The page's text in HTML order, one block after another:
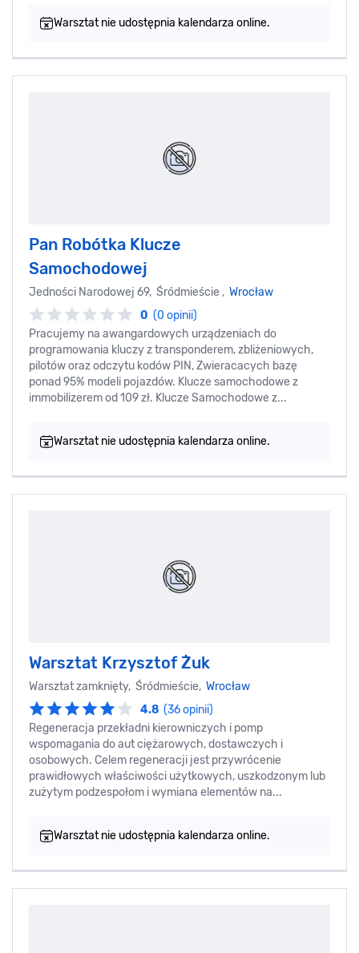
Warsztat nie udostępnia kalendarza online.
Pan Robótka Klucze
Samochodowej
Jedności Narodowej 69, Śródmieście , Wrocław
0 (0 opinii)
Pracujemy na awangardowych urządzeniach do
programowania kluczy z transponderem, zbliżeniowych,
pilotów oraz odczytu kodów PIN, Zwieracacych bazę
ponad 95% modeli pojazdów. Klucze samochodowe z
immobilizerem od 109 zł. Klucze Samochodowe z...
Warsztat nie udostępnia kalendarza online.
Warsztat Krzysztof Żuk
Warsztat zamknięty, Śródmieście, Wrocław
4.8 (36 opinii)
Regeneracja przekładni kierowniczych i pomp
wspomagania do aut ciężarowych, dostawczych i
osobowych. Celem regeneracji jest przywrócenie
prawidłowych właściwości użytkowych, uszkodzonym lub
zużytym podzespołom i wymiana elementów na...
Warsztat nie udostępnia kalendarza online.